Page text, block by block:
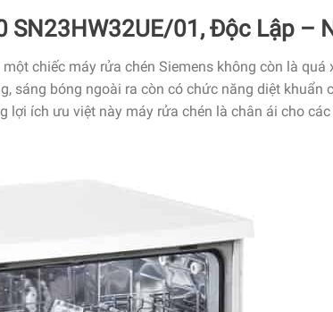
SN23HW32UE/01, Độc Lập –
chiếc máy rửa chén Siemens không còn là
sáng bóng ngoài ra còn có chức năng diệt
ích ưu việt này máy rửa chén là chân ái cho